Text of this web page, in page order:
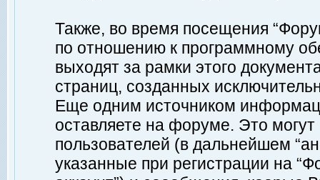
Также, во время посещения
по отношению к программному
выходят за рамки этого
страниц, созданных
Еще одним источником
оставляете на форуме. Это
пользователей (в дальнейшем
указанные при регистрации на